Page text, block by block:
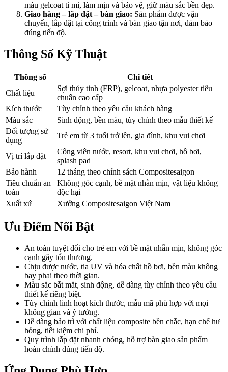
màu gelcoat tỉ mỉ, làm mịn và bảo vệ, giữ màu sắc bền đẹp.
Giao hàng – lắp đặt – bàn giao: Sản phẩm được vận
chuyển, lắp đặt tại công trình và bàn giao tận nơi, đảm bảo
đúng tiến độ.
Thông Số Kỹ Thuật
Thông số
Chi tiết
Chất liệu
Sợi thủy tinh (FRP), gelcoat, nhựa polyester tiêu
chuẩn cao cấp
Kích thước
Tùy chỉnh theo yêu cầu khách hàng
Màu sắc
Sinh động, bền màu, tùy chỉnh theo mẫu thiết kế
Đối tượng sử
dụng
Trẻ em từ 3 tuổi trở lên, gia đình, khu vui chơi
Vị trí lắp đặt
Công viên nước, resort, khu vui chơi, hồ bơi,
splash pad
Bảo hành
12 tháng theo chính sách Compositesaigon
Tiêu chuẩn an
toàn
Không góc cạnh, bề mặt nhẵn mịn, vật liệu không
độc hại
Xuất xứ
Xưởng Compositesaigon Việt Nam
Ưu Điểm Nổi Bật
An toàn tuyệt đối cho trẻ em với bề mặt nhẵn mịn, không góc
cạnh gây tổn thương.
Chịu được nước, tia UV và hóa chất hồ bơi, bền màu không
bay phai theo thời gian.
Màu sắc bắt mắt, sinh động, dễ dàng tùy chỉnh theo yêu cầu
thiết kế riêng biệt.
Tùy chỉnh linh hoạt kích thước, mẫu mã phù hợp với mọi
không gian và ý tưởng.
Dễ dàng bảo trì với chất liệu composite bền chắc, hạn chế hư
hỏng, tiết kiệm chi phí.
Quy trình lắp đặt nhanh chóng, hỗ trợ bàn giao sản phẩm
hoàn chỉnh đúng tiến độ.